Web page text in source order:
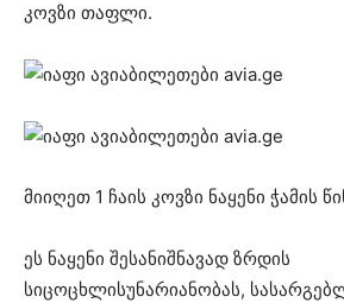
კოვზი თაფლი.
მიიღეთ 1 ჩაის კოვზი ნაყენი ჭამის
ეს ნაყენი შესანიშნავად ზრდის
სიცოცხლისუნარიანობას,